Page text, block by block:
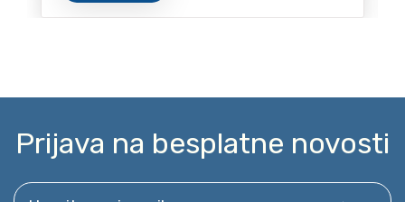
Prijava na besplatne novosti
Unesite svoj email